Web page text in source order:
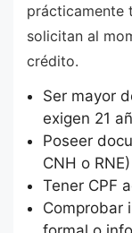
prácticamente
solicitan al
crédito.
Ser mayor
exigen 21
Poseer
CNH o RNE)
Tener CPF
Comprobar